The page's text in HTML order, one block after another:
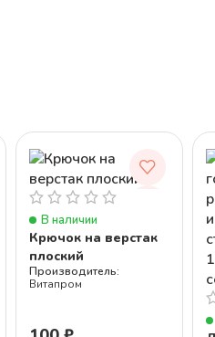
Крючок на верстак
плоский
Витапром
В наличии